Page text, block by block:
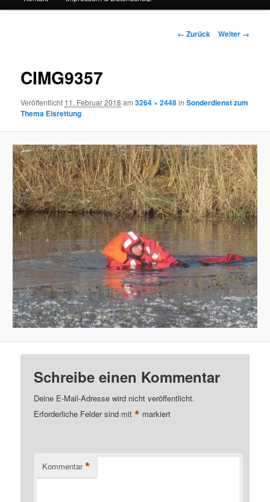
Bilder-
← Zurück Weiter →
CIMG9357
Veröffentlicht 11. Februar 2018 am3264 × 2448inSonderdienst zum
Thema Eisrettung
Schreibe einen Kommentar
Deine E-Mail-Adresse wird nicht veröffentlicht.
Erforderliche Felder sind mit* markiert
Kommentar *